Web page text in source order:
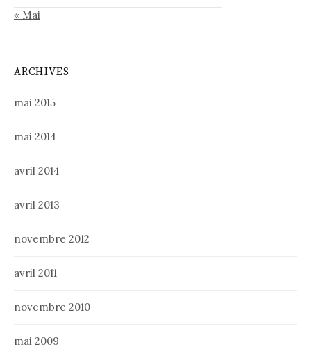
« Mai
ARCHIVES
mai 2015
mai 2014
avril 2014
avril 2013
novembre 2012
avril 2011
novembre 2010
mai 2009